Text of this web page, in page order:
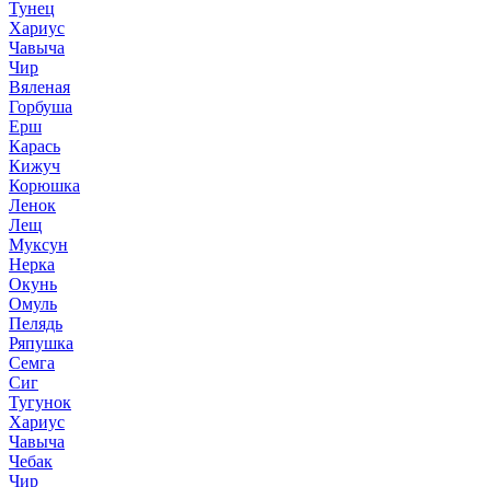
Тунец
Хариус
Чавыча
Чир
Вяленая
Горбуша
Ерш
Карась
Кижуч
Корюшка
Ленок
Лещ
Муксун
Нерка
Окунь
Омуль
Пелядь
Ряпушка
Семга
Сиг
Тугунок
Хариус
Чавыча
Чебак
Чир